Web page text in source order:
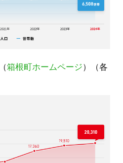
箱根町ホームページ）（各